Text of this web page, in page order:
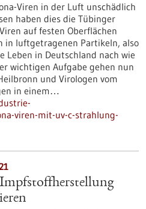
Viren in der Luft unschädlich
haben dies die Tübinger
auf festen Oberflächen
in luftgetragenen Partikeln, also
Leben in Deutschland nach wie
wichtigen Aufgabe gehen nun
und Virologen vom
in einem…
viren-mit-uv-c-strahlung-